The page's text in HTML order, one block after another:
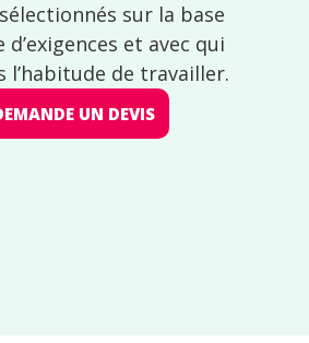
sur la base
d’exigences et avec qui
l’habitude de travailler.
UN DEVIS